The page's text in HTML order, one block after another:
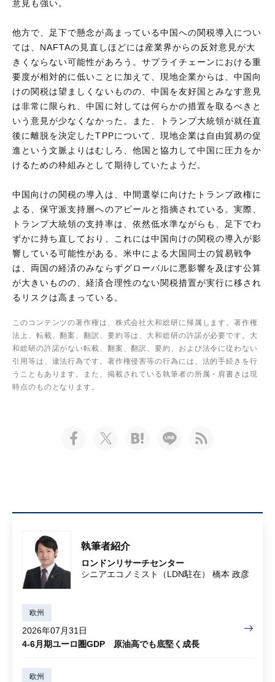
意見も強い。
他方で、足下で懸念が高まっている中国への関税導入につい
ては、NAFTAの見直しほどには産業界からの反対意見が大
きくならない可能性があろう。サプライチェーンにおける重
要度が相対的に低いことに加えて、現地企業からは、中国向
けの関税は望ましくないものの、中国を友好国とみなす意見
は非常に限られ、中国に対しては何らかの措置を取るべきと
いう意見が少なくなかった。また、トランプ大統領が就任直
後に離脱を決定したTPPについて、現地企業は自由貿易の促
進という文脈よりはむしろ、他国と協力して中国に圧力をか
けるための枠組みとして期待していたようだ。
中国向けの関税の導入は、中間選挙に向けたトランプ政権に
よる、保守派支持層へのアピールと指摘されている。実際、
トランプ大統領の支持率は、依然低水準ながらも、足下でわ
ずかに持ち直しており、これには中国向けの関税の導入が影
響している可能性がある。米中による大国同士の貿易戦争
は、両国の経済のみならずグローバルに悪影響を及ぼす公算
が大きいものの、経済合理性のない関税措置が実行に移され
るリスクは高まっている。
このコンテンツの著作権は、株式会社大和総研に帰属します。著作権
法上、転載、翻案、翻訳、要約等は、大和総研の許諾が必要です。大
和総研の許諾がない転載、翻案、翻訳、要約、および法令に従わない
引用等は、違法行為です。著作権侵害等の行為には、法的手続きを行
うこともあります。また、掲載されている執筆者の所属・肩書きは現
時点のものとなります。
執筆者紹介
ロンドンリサーチセンター
シニアエコノミスト（LDN駐在） 橋本 政彦
欧州
2026年07月31日
4-6月期ユーロ圏GDP 原油高でも底堅く成長
欧州